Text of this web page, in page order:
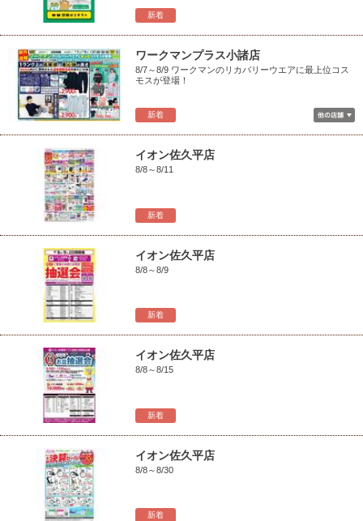
新着
新着
ワークマンプラス小諸店
8/7～8/9 ワークマンのリカバリーウエアに最上位コス
モスが登場！
新着
イオン佐久平店
8/8～8/11
新着
イオン佐久平店
8/8～8/9
新着
イオン佐久平店
8/8～8/15
新着
イオン佐久平店
8/8～8/30